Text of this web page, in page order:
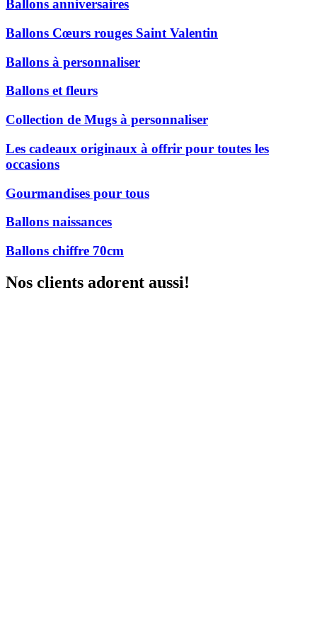
Ballons anniversaires
Ballons Cœurs rouges Saint Valentin
Ballons à personnaliser
Ballons et fleurs
Collection de Mugs à personnaliser
Les cadeaux originaux à offrir pour toutes les
occasions
Gourmandises pour tous
Ballons naissances
Ballons chiffre 70cm
Nos clients adorent aussi!